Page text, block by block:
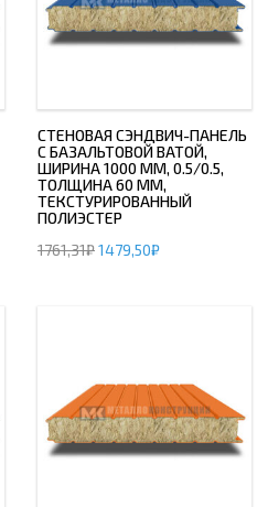
СТЕНОВАЯ СЭНДВИЧ-ПАНЕЛЬ
С БАЗАЛЬТОВОЙ ВАТОЙ,
ШИРИНА 1000 ММ, 0.5/0.5,
ТОЛЩИНА 60 ММ,
ТЕКСТУРИРОВАННЫЙ
ПОЛИЭСТЕР
1761,31₽1479,50₽